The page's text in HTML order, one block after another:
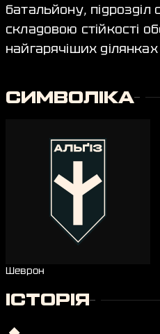
батальйону, підрозділ
складовою стійкості
найгарячіших
СИМВОЛІКА
Шеврон
ІСТОРІЯ